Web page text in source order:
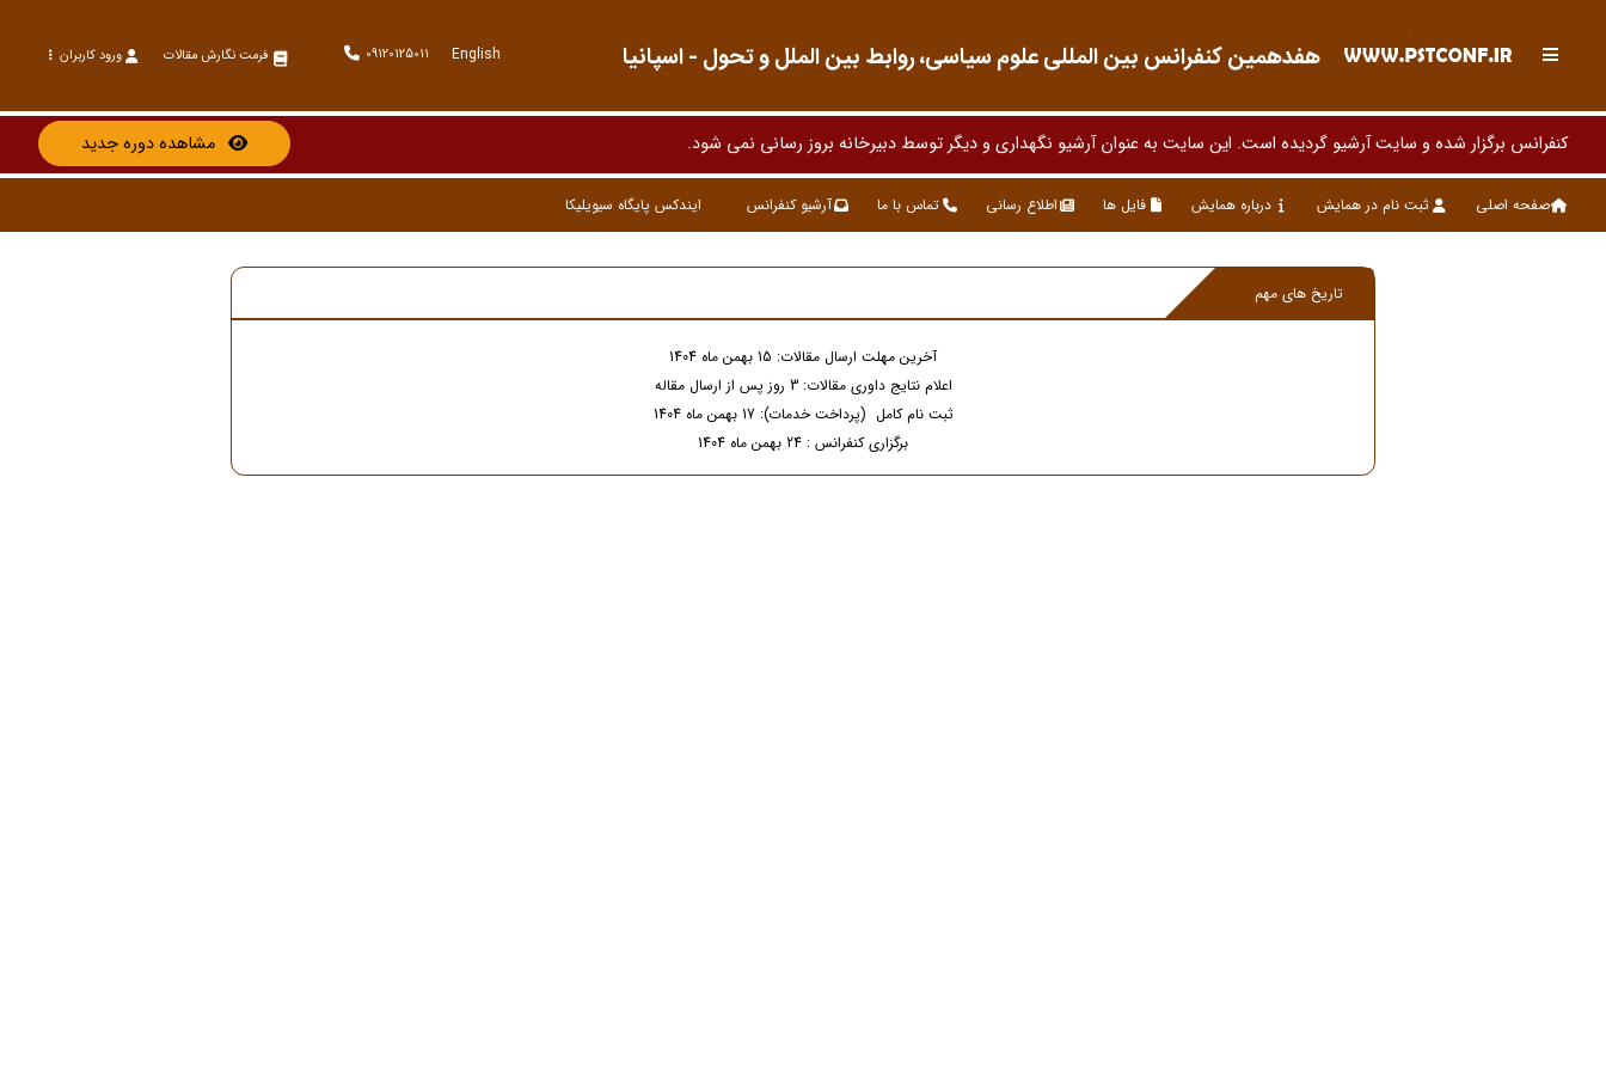
هفدهمین کنفرانس بین المللی علوم سیاسی، روابط بین الملل و تحول - اسپانیا English
09120125011 فرمت نگارش مقالات ورود کاربران
کنفرانس برگزار شده و سایت آرشیو گردیده است. این سایت به عنوان آرشیو نگهداری و دیگر توسط دبیرخانه بروز رسانی نمی شو مشاهده دوره جدید
صفحه اصلی ثبت نام در همایش درباره همایش فایل ها اطلاع رسانی تماس با ما آرشیو کنفرانس ایندکس پایگاه سیویلیکا
تاریخ های مهم
آخرین مهلت ارسال مقالات: 15 بهمن ماه 1404
اعلام نتایج داوری مقالات: 3 روز پس از ارسال مقاله
ثبت نام کامل (پرداخت خدمات): 17 بهمن ماه 1404
برگزاری کنفرانس : 24 بهمن ماه 1404